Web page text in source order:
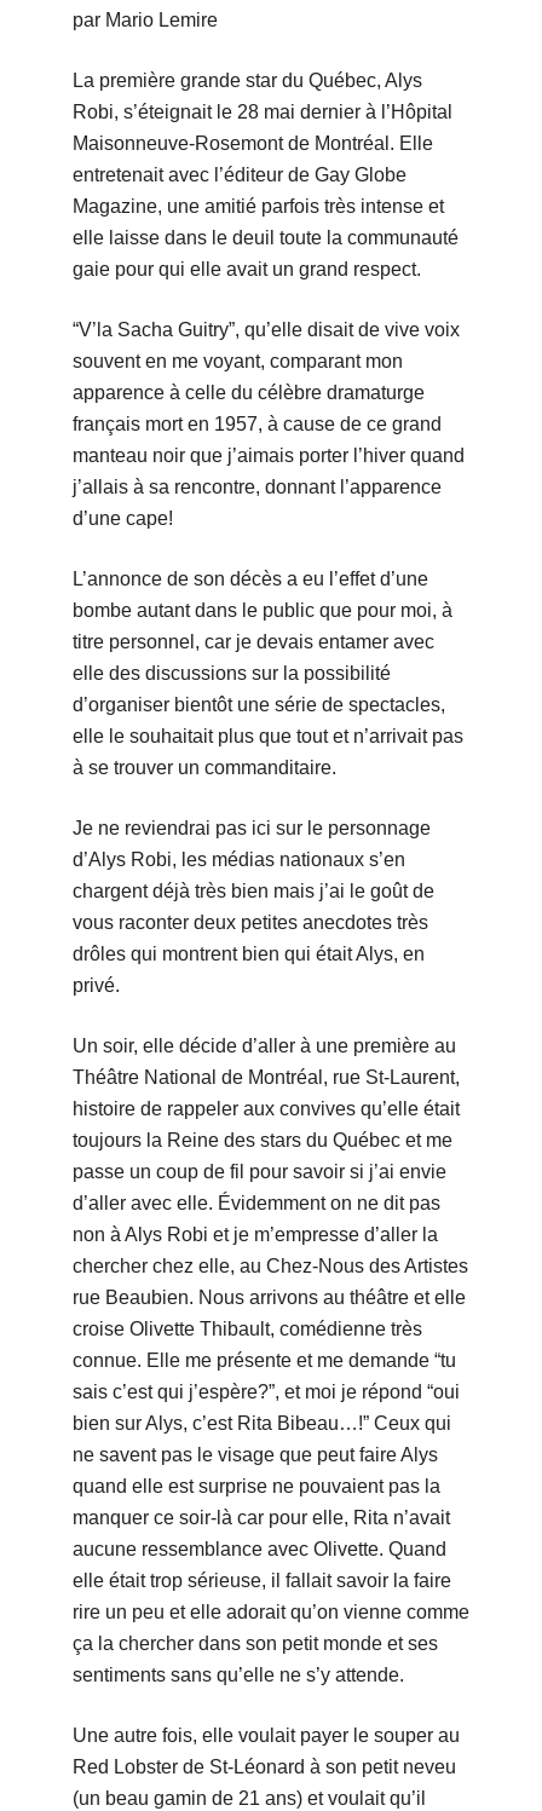
par Mario Lemire
La première grande star du Québec, Alys
Robi, s’éteignait le 28 mai dernier à l’Hôpital
Maisonneuve-Rosemont de Montréal. Elle
entretenait avec l’éditeur de Gay Globe
Magazine, une amitié parfois très intense et
elle laisse dans le deuil toute la communauté
gaie pour qui elle avait un grand respect.
“V’la Sacha Guitry”, qu’elle disait de vive voix
souvent en me voyant, comparant mon
apparence à celle du célèbre dramaturge
français mort en 1957, à cause de ce grand
manteau noir que j’aimais porter l’hiver quand
j’allais à sa rencontre, donnant l’apparence
d’une cape!
L’annonce de son décès a eu l’effet d’une
bombe autant dans le public que pour moi, à
titre personnel, car je devais entamer avec
elle des discussions sur la possibilité
d’organiser bientôt une série de spectacles,
elle le souhaitait plus que tout et n’arrivait pas
à se trouver un commanditaire.
Je ne reviendrai pas ici sur le personnage
d’Alys Robi, les médias nationaux s’en
chargent déjà très bien mais j’ai le goût de
vous raconter deux petites anecdotes très
drôles qui montrent bien qui était Alys, en
privé.
Un soir, elle décide d’aller à une première au
Théâtre National de Montréal, rue St-Laurent,
histoire de rappeler aux convives qu’elle était
toujours la Reine des stars du Québec et me
passe un coup de fil pour savoir si j’ai envie
d’aller avec elle. Évidemment on ne dit pas
non à Alys Robi et je m’empresse d’aller la
chercher chez elle, au Chez-Nous des Artistes
rue Beaubien. Nous arrivons au théâtre et elle
croise Olivette Thibault, comédienne très
connue. Elle me présente et me demande “tu
sais c’est qui j’espère?”, et moi je répond “oui
bien sur Alys, c’est Rita Bibeau…!” Ceux qui
ne savent pas le visage que peut faire Alys
quand elle est surprise ne pouvaient pas la
manquer ce soir-là car pour elle, Rita n’avait
aucune ressemblance avec Olivette. Quand
elle était trop sérieuse, il fallait savoir la faire
rire un peu et elle adorait qu’on vienne comme
ça la chercher dans son petit monde et ses
sentiments sans qu’elle ne s’y attende.
Une autre fois, elle voulait payer le souper au
Red Lobster de St-Léonard à son petit neveu
(un beau gamin de 21 ans) et voulait qu’il